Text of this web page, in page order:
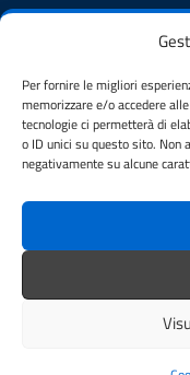
Per fornire le migliori
memorizzare e/o accedere
tecnologie ci permetterà di
o ID unici su questo sito. Non
negativamente su alcune
Prenotazione
Segnalazione
Amministrazione
Albo Pretorio
Cookie Policy
Dichiarazione di
Obiettivi di accessibilità
Feedback